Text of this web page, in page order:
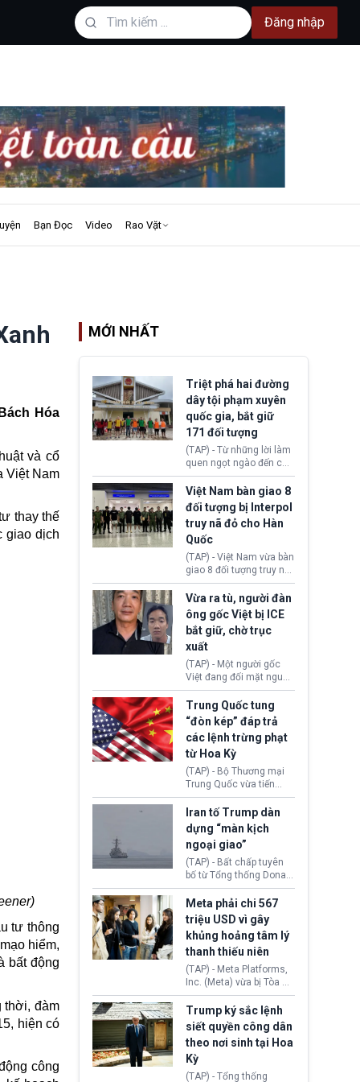
Đăng nhập
Bạn Đọc Video Rao Vặt
Hóa
và cổ
Việt Nam
thay thế
giao dịch
tư thông
hiểm,
bất động
thời, đàm
hiện có
công
MỚI NHẤT
Triệt phá hai đường
dây tội phạm xuyên
quốc gia, bắt giữ
171 đối tượng
(TAP) - Từ những lời làm
quen ngọt ngào đến các
“sàn vàng ảo”, bất động
sản trực tuyến cùng
đường dây đánh bạc quy
mô lớn, hai tổ chức tội
phạm xuyên quốc gia đã
dựng lên mạng lưới hoạt
động tại Việt Nam và
Lào, lôi kéo hàng nghìn
người tham gia, luân
chuyển dòng tiền qua
nhiều lớp tài khoản. Sau
hơn 2 tuần phối hợp truy
xét, lực lượng chức năng
hai nước đã bắt giữ 171
Việt Nam bàn giao 8
đối tượng bị Interpol
truy nã đỏ cho Hàn
Quốc
(TAP) - Việt Nam vừa bàn
giao 8 đối tượng truy nã
đỏ Interpol cho lực lượng
chức năng Hàn Quốc.
Nhóm này bị xác định
lừa đảo 619 nạn nhân,
chiếm đoạt hơn 17,7 tỷ
KRW.
Vừa ra tù, người đàn
ông gốc Việt bị ICE
bắt giữ, chờ trục
xuất
(TAP) - Một người gốc
Việt đang đối mặt nguy
cơ bị trục xuất khỏi Hoa
Kỳ sau khi đã chấp hành
xong bản án liên quan
đến tội ác từ hơn 30
năm trước tại California.
Trung Quốc tung
“đòn kép” đáp trả
các lệnh trừng phạt
từ Hoa Kỳ
(TAP) - Bộ Thương mại
Trung Quốc vừa tiến
hành áp đặt lệnh trừng
phạt lên hàng loạt thực
thể và siết chặt kiểm
soát xuất khẩu máy bay
không người lái (UAV)
sang Hoa Kỳ. Động thái
này nhằm đáp trả các
biện pháp hạn chế
thương mại, áp thuế mới
cùng lệnh cấm công
nghệ gần đây từ phía
Washington.
Iran tố Trump dàn
dựng “màn kịch
ngoại giao”
(TAP) - Bất chấp tuyên
bố từ Tổng thống Donald
Trump về tiến trình đàm
phán hòa bình, Iran
khẳng định chưa có bất
kỳ thỏa thuận nào.
Tehran cho rằng, Hoa Kỳ
chỉ đang dàn dựng “màn
kịch ngoại giao” để xoa
dịu căng thẳng.
Meta phải chi 567
triệu USD vì gây
khủng hoảng tâm lý
thanh thiếu niên
(TAP) - Meta Platforms,
Inc. (Meta) vừa bị Tòa án
bang New Mexico yêu
cầu đóng góp 567 triệu
USD vào một quỹ khắc
phục hậu quả. Quyết
định này diễn ra sau khi
toà xác định, những nền
tảng mạng xã hội
Trump ký sắc lệnh
siết quyền công dân
theo nơi sinh tại Hoa
Kỳ
(TAP) - Tổng thống